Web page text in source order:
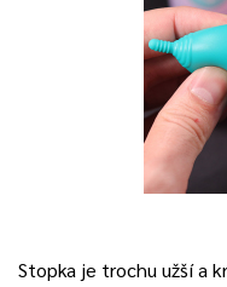
Stopka je trochu užší a